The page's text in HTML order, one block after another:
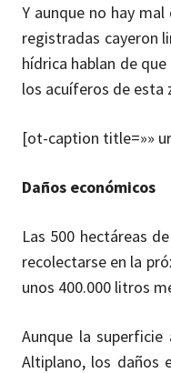
Y aunque no hay
registradas cayeron
hídrica hablan de
los acuíferos de esta
[ot-caption title=»»
Daños económicos
Las 500 hectáreas
recolectarse en la
unos 400.000 litros
Aunque la
Altiplano, los daños